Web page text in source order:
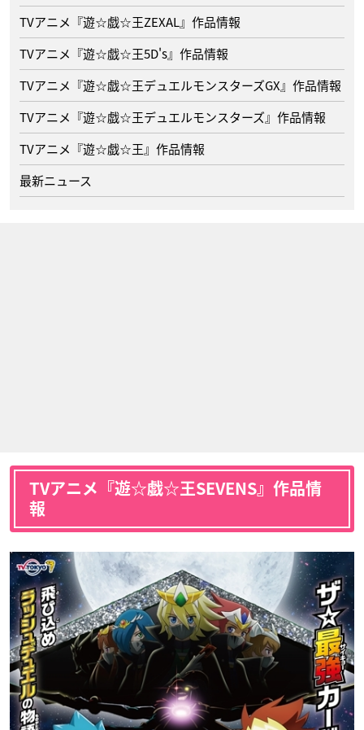
TVアニメ『遊☆戯☆王ZEXAL』作品情報
TVアニメ『遊☆戯☆王5D's』作品情報
TVアニメ『遊☆戯☆王デュエルモンスターズGX』作品情報
TVアニメ『遊☆戯☆王デュエルモンスターズ』作品情報
TVアニメ『遊☆戯☆王』作品情報
最新ニュース
TVアニメ『遊☆戯☆王SEVENS』作品情
報